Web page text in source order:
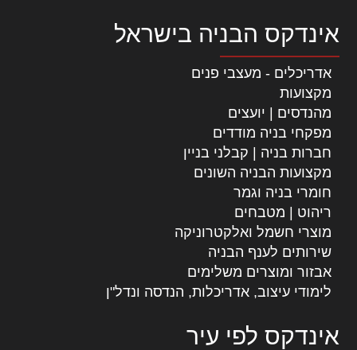
אינדקס הבניה בישראל
אדריכלים - מעצבי פנים
מקצועות
מהנדסים | יועצים
מפקחי בניה מודדים
חברות בניה | קבלני בניין
מקצועות הבניה השונים
חומרי בניה וגמר
ריהוט | מטבחים
מוצרי חשמל ואלקטרוניקה
שירותים לענף הבניה
אבזור ומוצרים משלימים
לימודי עיצוב, אדריכלות, הנדסה ונדל"ן
אינדקס לפי עיר